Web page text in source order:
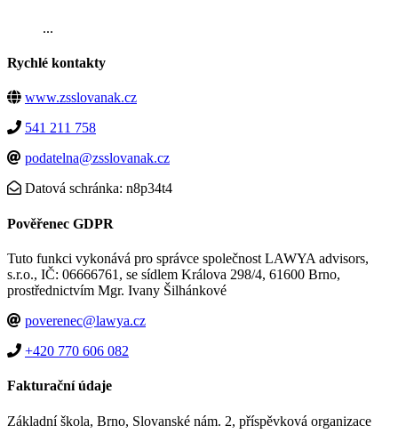
...
Rychlé kontakty
www.zsslovanak.cz
541 211 758
podatelna@zsslovanak.cz
Datová schránka: n8p34t4
Pověřenec GDPR
Tuto funkci vykonává pro správce společnost LAWYA advisors,
s.r.o., IČ: 06666761, se sídlem Králova 298/4, 61600 Brno,
prostřednictvím Mgr. Ivany Šilhánkové
poverenec@lawya.cz
+420 770 606 082
Fakturační údaje
Základní škola, Brno, Slovanské nám. 2, příspěvková organizace